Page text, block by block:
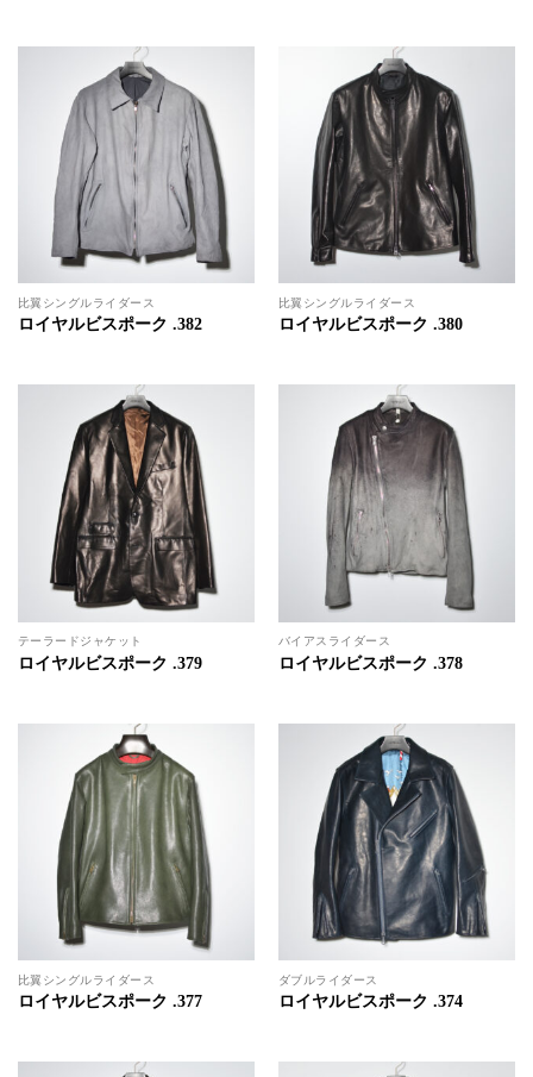
比翼シングルライダース
ロイヤルビスポーク .382
比翼シングルライダース
ロイヤルビスポーク .380
テーラードジャケット
ロイヤルビスポーク .379
バイアスライダース
ロイヤルビスポーク .378
比翼シングルライダース
ロイヤルビスポーク .377
ダブルライダース
ロイヤルビスポーク .374